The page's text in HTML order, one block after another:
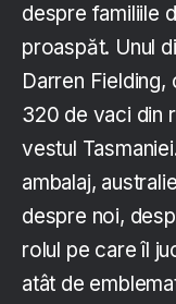
despre familiile
proaspăt. Unul
Darren
320 de vaci din
vestul
ambalaj,
despre noi,
rolul pe care îl
atât de